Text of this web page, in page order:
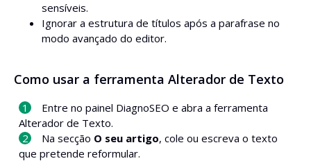
sensíveis.
Ignorar a estrutura de títulos após a parafrase no
modo avançado do editor.
Como usar a ferramenta Alterador de Texto
Entre no painel DiagnoSEO e abra a ferramenta
Alterador de Texto.
Na secção O seu artigo, cole ou escreva o texto
que pretende reformular.